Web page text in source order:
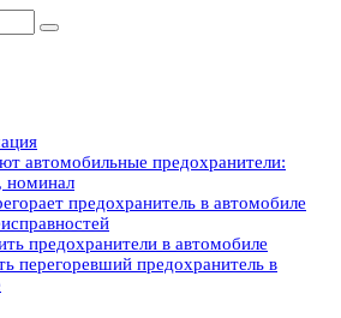
автомобильные предохранители:
номинал
предохранитель в автомобиле
предохранители в автомобиле
перегоревший предохранитель в